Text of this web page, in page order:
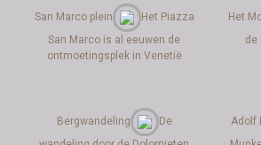
San Marco plein
Het Piazza
San Marco is al eeuwen de
ontmoetingsplek in Venetië
Het
de
Bergwandeling
De
Adolf